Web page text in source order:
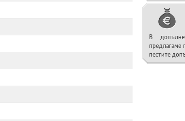
В
предлагаме
пестите